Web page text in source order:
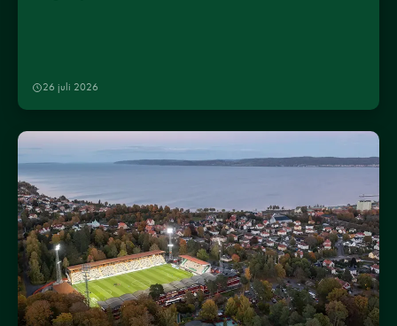
26 juli 2026